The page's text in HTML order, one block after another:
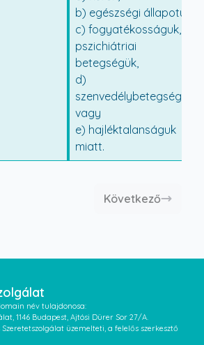
b) egészségi állapotuk,
c) fogyatékosságuk,
pszichiátriai
betegségük,
d)
szenvedélybetegségük,
vagy
e) hajléktalanságuk
miatt.
Következő
név tulajdonosa:
1146 Budapest, Ajtósi Dürer Sor 27/A.
üzemelteti, a felelős szerkesztő